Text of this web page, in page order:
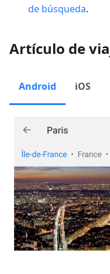
de búsqueda.
Artículo de
Android iOS